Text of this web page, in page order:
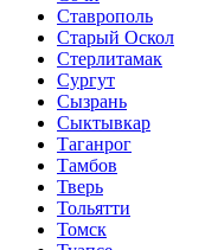
Ставрополь
Старый Оскол
Стерлитамак
Сургут
Сызрань
Сыктывкар
Таганрог
Тамбов
Тверь
Тольятти
Томск